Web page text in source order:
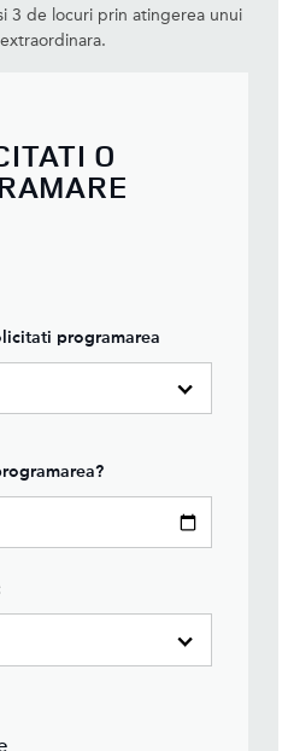
3 de locuri prin atingerea unui
O
programarea